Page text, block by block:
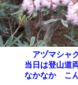
アヅマシャ
当日は登山道
なかなか こん